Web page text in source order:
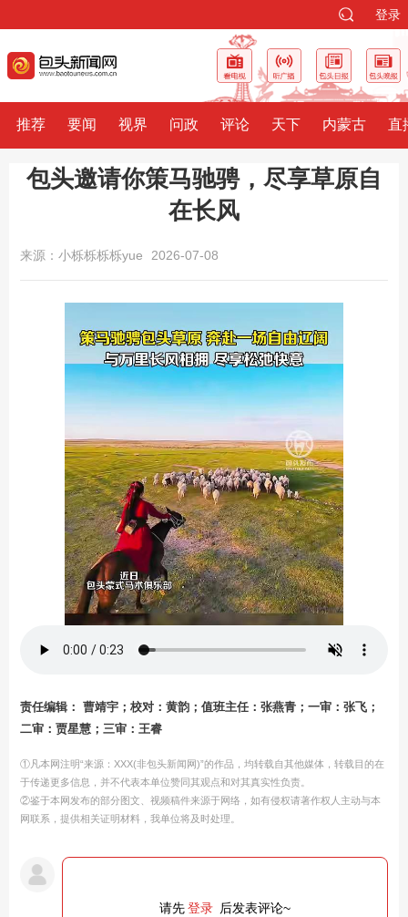
登录
推荐 要闻 视界 问政 评论 天下 内蒙古 直
包头邀请你策马驰骋，尽享草原自
在长风
来源：小栎栎栎栎yue 2026-07-08
责任编辑： 曹靖宇；校对：黄韵；值班主任：张燕青；一审：张飞；
二审：贾星慧；三审：王睿
①凡本网注明“来源：XXX(非包头新闻网)”的作品，均转载自其他媒体，转载目的在
于传递更多信息，并不代表本单位赞同其观点和对其真实性负责。
②鉴于本网发布的部分图文、视频稿件来源于网络，如有侵权请著作权人主动与本
网联系，提供相关证明材料，我单位将及时处理。
请先登录 后发表评论~